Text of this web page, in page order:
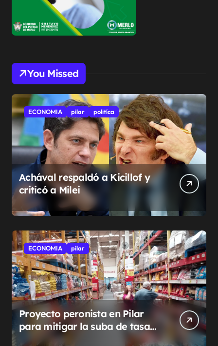
You Missed
ECONOMIA pilar politíca
Achával respaldó a Kicillof y
criticó a Milei
ECONOMIA pilar
Proyecto peronista en Pilar
para mitigar la suba de tasas
municipales